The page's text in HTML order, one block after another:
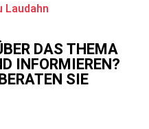
Laudahn
DAS THEMA
INFORMIEREN?
SIE